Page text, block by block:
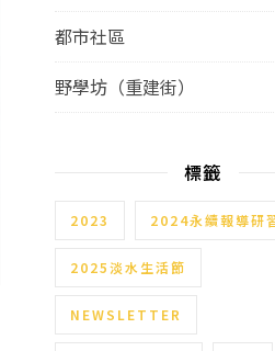
都市社區
野學坊（重建街）
標籤
2023 2024永續報導研
2025淡水生活節
NEWSLETTER